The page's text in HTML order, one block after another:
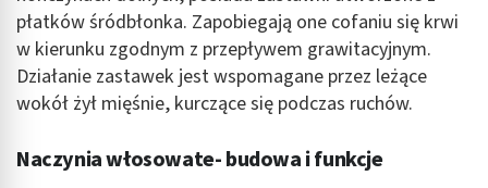
płatków śródbłonka. Zapobiegają one cofaniu się krwi
w kierunku zgodnym z przepływem grawitacyjnym.
Działanie zastawek jest wspomagane przez leżące
wokół żył mięśnie, kurczące się podczas ruchów.
Naczynia włosowate- budowa i funkcje
wyboru treści
Funkcje specjalne IAB:
Użycie dokładnych danych geolokalizacyjnych
Identyfikowanie urządzeń na podstawie
Cele przetwarzania inne niż IAB: